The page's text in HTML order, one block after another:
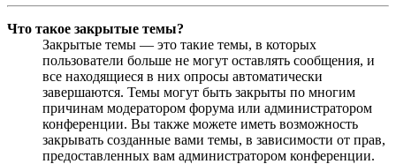
Что такое закрытые темы?
Закрытые темы — это такие темы, в которых
пользователи больше не могут оставлять сообщения, и
все находящиеся в них опросы автоматически
завершаются. Темы могут быть закрыты по многим
причинам модератором форума или администратором
конференции. Вы также можете иметь возможность
закрывать созданные вами темы, в зависимости от прав,
предоставленных вам администратором конференции.